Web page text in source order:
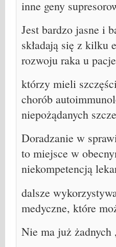
inne geny
Jest bardzo jasne i
składają się z kilku
rozwoju raka u
którzy mieli
chorób
niepożądanych
Doradzanie w
to miejsce w
niekompetencją
dalsze
medyczne, które
Nie ma już żadnych